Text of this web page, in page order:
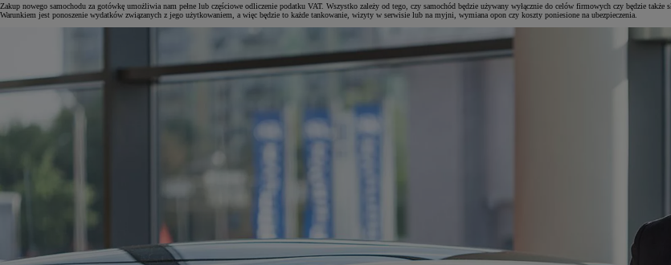
Zakup nowego samochodu za gotówkę umożliwia nam pełne lub częściowe odliczenie podatku VAT. Wszystko zależy od tego, czy samochód będzie używany wyłącznie do celów firmowych czy będzie
Warunkiem jest ponoszenie wydatków związanych z jego użytkowaniem, a więc będzie to każde tankowanie, wizyty w serwisie lub na myjni, wymiana opon czy koszty poniesione na ubezpieczenia.